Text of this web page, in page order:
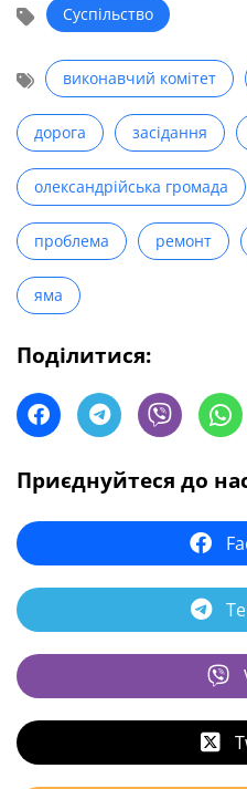
Суспільство
виконавчий комітет
дорога засідання
олександрійська громада
проблема ремонт
яма
Поділитися:
Приєднуйтеся до